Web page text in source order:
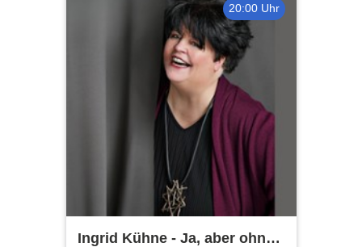
20:00 Uhr
Ingrid Kühne - Ja, aber ohne